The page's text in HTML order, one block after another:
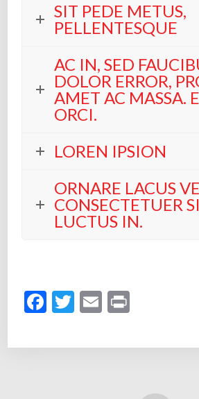
SIT PEDE METUS,
PELLENTESQUE
AC IN, SED
DOLOR ERROR,
AMET AC MASSA.
ORCI.
LOREN IPSION
ORNARE LACUS
CONSECTETUER
LUCTUS IN.
Facebook
Twitter
Email